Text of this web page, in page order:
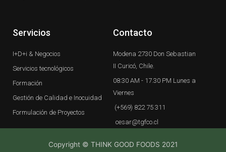
Servicios
I+D+i & Negocios
Servicios tecnológicos
Formación
Gestión de Calidad e Inocuidad
Formulación de Proyectos
Contacto
Modena 2730 Don Sebastian
II Curicó, Chile.
08:30 AM - 17.30 PM Lunes a
Viernes
(+569) 822 75 311
cesar@tgfco.cl
Copyright © THINK GOOD FOODS 2021